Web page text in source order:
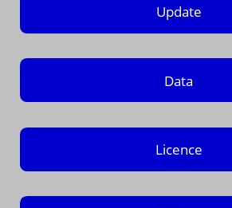
Update
Data
Licence